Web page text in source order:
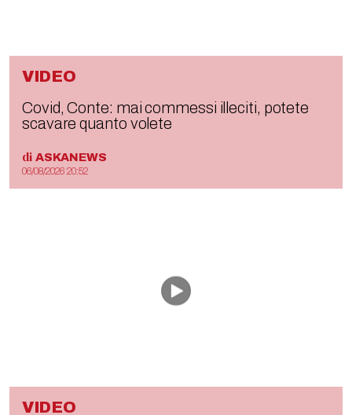
VIDEO
Covid, Conte: mai commessi illeciti, potete
scavare quanto volete
di ASKANEWS
06/08/2026 20:52
VIDEO